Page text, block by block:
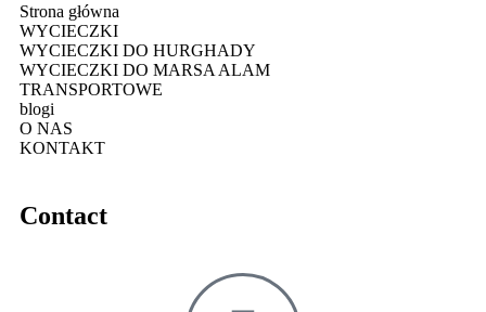
Strona główna
WYCIECZKI
WYCIECZKI DO HURGHADY
WYCIECZKI DO MARSA ALAM
TRANSPORTOWE
blogi
O NAS
KONTAKT
Contact